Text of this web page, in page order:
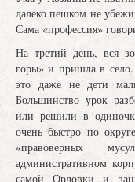
далеко пешком не
Сама «профессия»
На третий день, вся
горы» и пришла в
это даже не дети
Большинство урок
или решили в
очень быстро по
«правоверных
административном
самой Орловки и